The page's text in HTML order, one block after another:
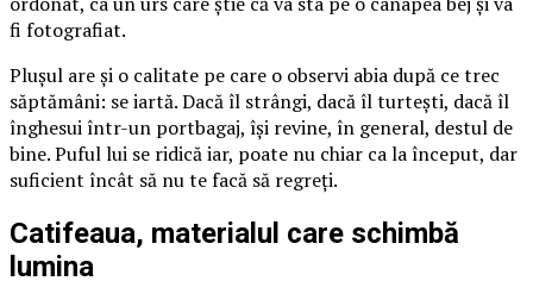
fi fotografiat.
Plușul are și o calitate pe care o observi abia după ce trec
săptămâni: se iartă. Dacă îl strângi, dacă îl turtești, dacă îl
înghesui într-un portbagaj, își revine, în general, destul de
bine. Puful lui se ridică iar, poate nu chiar ca la început, dar
suficient încât să nu te facă să regreți.
Catifeaua, materialul care schimbă
lumina